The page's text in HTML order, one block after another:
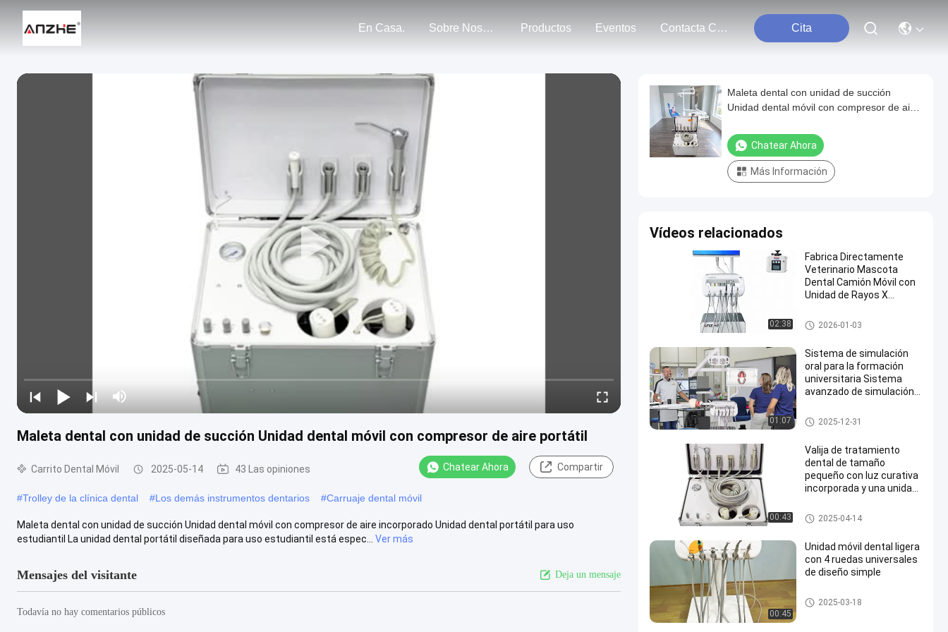
En Casa. Sobre Nosotros Productos Eventos Contacta Con Nosotros Cita
Maleta dental con unidad de succión Unidad dental móvil con compresor de aire portátil
Carrito Dental Móvil 2025-05-14 43 Las opiniones Chatear Ahora Compartir
#Trolley de la clínica dental #Los demás instrumentos dentarios #Carruaje dental móvil
Maleta dental con unidad de succión Unidad dental móvil con compresor de aire incorporado Unidad dental portátil para uso
estudiantil La unidad dental portátil diseñada para uso estudiantil está espec...
Ver más
Mensajes del visitante Deja un mensaje
Todavía no hay comentarios públicos
Maleta dental con unidad de succión
Unidad dental móvil con compresor de aire
Chatear Ahora
Más Información
Vídeos relacionados
02:38
Fabrica Directamente
Veterinario Mascota
Dental Camión Móvil con
Unidad de Rayos X
Dental Veterinario
Portátil Camión Dental
Equipo dental veterinario
2026-01-03
01:07
Sistema de simulación
oral para la formación
universitaria Sistema
avanzado de simulación
lámpara quirúrgica
Carrito Dental Móvil
2025-12-31
00:43
Valija de tratamiento
dental de tamaño
pequeño con luz curativa
incorporada y una unidad
dental.
Carrito Dental Móvil
2025-04-14
00:45
Unidad móvil dental ligera
con 4 ruedas universales
de diseño simple
Carrito Dental Móvil
2025-03-18